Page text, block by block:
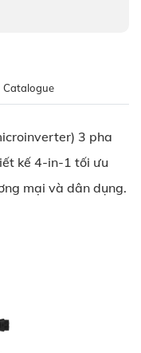
Catalogue
3 pha
kế 4-in-1 tối ưu
mại và dân dụng.